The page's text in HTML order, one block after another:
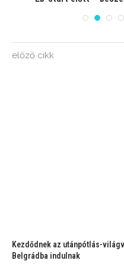
előző cikk
Kezdődnek az utánpótlás-
Belgrádba indulnak